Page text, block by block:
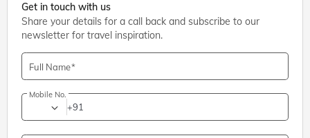
Get in touch with us
Share your details for a call back and subscribe to our
newsletter for travel inspiration.
Full Name
Mobile No.
+91